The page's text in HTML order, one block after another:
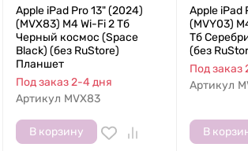
Apple iPad Pro 13" (2024)
(MVX83) M4 Wi-Fi 2 Тб
Черный космос (Space
Black) (без RuStore)
Планшет
Под заказ 2-4 дня
Артикул MVX83
В корзину
Apple iPad
(MVY03)
Тб
(без
Под заказ
Артикул
В